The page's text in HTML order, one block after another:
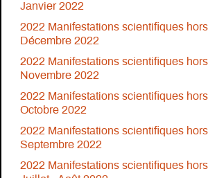
Janvier 2022
2022 Manifestations scientifiques
Décembre 2022
2022 Manifestations scientifiques
Novembre 2022
2022 Manifestations scientifiques
Octobre 2022
2022 Manifestations scientifiques
Septembre 2022
2022 Manifestations scientifiques